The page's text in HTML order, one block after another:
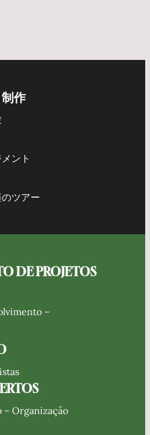
作
ント
ツアー
DE PROJETOS
–
Organização